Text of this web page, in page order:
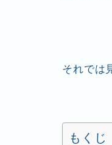
それでは
もくじ